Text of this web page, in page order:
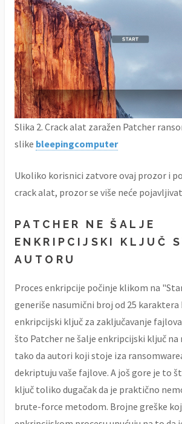
Slika 2. Crack alat zaražen Patcher
slike bleepingcomputer
Ukoliko korisnici zatvore ovaj prozor i
crack alat, prozor se više neće
PATCHER NE ŠALJE
ENKRIPCIJSKI KLJUČ
AUTORU
Proces enkripcije počinje klikom na
generiše nasumični broj od 25 karaktera
enkripcijski ključ za zaključavanje
što Patcher ne šalje enkripcijski ključ na
tako da autori koji stoje iza
dekriptuju vaše fajlove. A još gore je to
ključ toliko dugačak da je praktično
brute-force metodom. Brojne greške